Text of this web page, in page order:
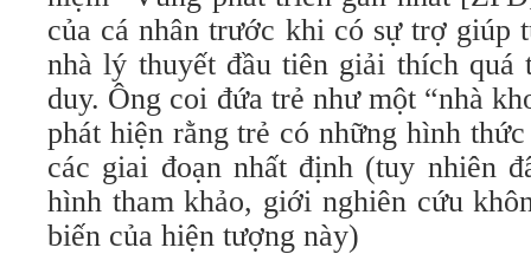
của cá nhân trước khi có sự trợ giúp
nhà lý thuyết đầu tiên giải thích quá
duy. Ông coi đứa trẻ như một “nhà
phát hiện rằng trẻ có những hình
các giai đoạn nhất định (tuy nhiên
hình tham khảo, giới nghiên cứu
biến của hiện tượng này)